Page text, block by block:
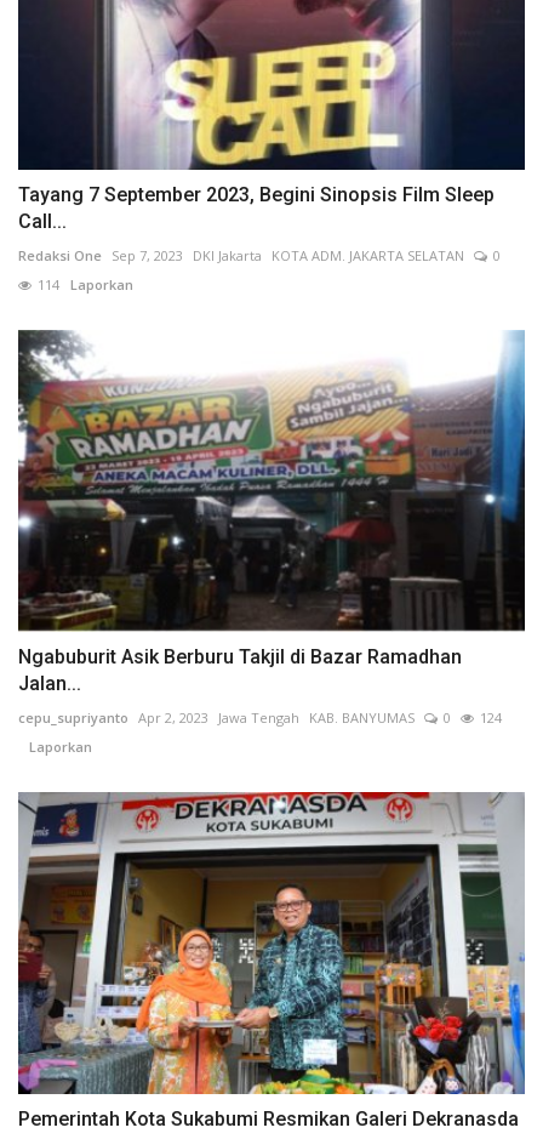
Tayang 7 September 2023, Begini Sinopsis Film Sleep
Call...
Redaksi One Sep 7, 2023 DKI Jakarta KOTA ADM. JAKARTA SELATAN
0
114 Laporkan
Ngabuburit Asik Berburu Takjil di Bazar Ramadhan
Jalan...
cepu_supriyanto Apr 2, 2023 Jawa Tengah KAB. BANYUMAS 0
124
Laporkan
Pemerintah Kota Sukabumi Resmikan Galeri Dekranasda